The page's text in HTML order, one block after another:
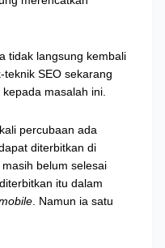
tidak langsung kembali
SEO sekarang
masalah ini.
percubaan ada
diterbitkan di
belum selesai
itu dalam
. Namun ia satu